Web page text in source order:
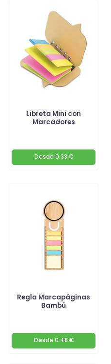
Libreta Mini con
Marcadores
Desde 0.33 €
Regla Marcapáginas
Bambú
Desde 0.48 €